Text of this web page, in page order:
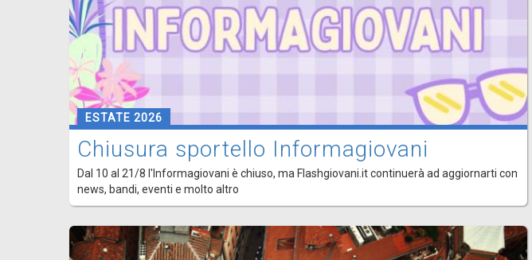
ESTATE 2026
Chiusura sportello Informagiovani
Dal 10 al 21/8 l'Informagiovani è chiuso, ma Flashgiovani.it continuerà ad aggiornarti con
news, bandi, eventi e molto altro